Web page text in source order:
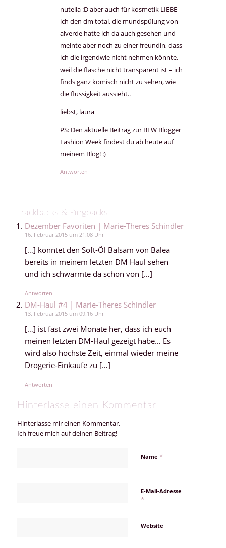
nutella :D aber auch für kosmetik LIEBE
ich den dm total. die mundspülung von
alverde hatte ich da auch gesehen und
meinte aber noch zu einer freundin, dass
ich die irgendwie nicht nehmen könnte,
weil die flasche nicht transparent ist – ich
finds ganz komisch nicht zu sehen, wie
die flüssigkeit aussieht..
liebst, laura
PS: Den aktuelle Beitrag zur BFW Blogger
Fashion Week findest du ab heute auf
meinem Blog! :)
Antworten
Trackbacks & Pingbacks
Dezember Favoriten | Marie-Theres Schindler
16. Februar 2015 um 21:08 Uhr
[…] konntet den Soft-Öl Balsam von Balea
bereits in meinem letzten DM Haul sehen
und ich schwärmte da schon von […]
Antworten
DM-Haul #4 | Marie-Theres Schindler
13. Februar 2015 um 09:16 Uhr
[…] ist fast zwei Monate her, dass ich euch
meinen letzten DM-Haul gezeigt habe… Es
wird also höchste Zeit, einmal wieder meine
Drogerie-Einkäufe zu […]
Antworten
Hinterlasse einen Kommentar
Hinterlasse mir einen Kommentar.
Ich freue mich auf deinen Beitrag!
Name *
E-Mail-Adresse
*
Website